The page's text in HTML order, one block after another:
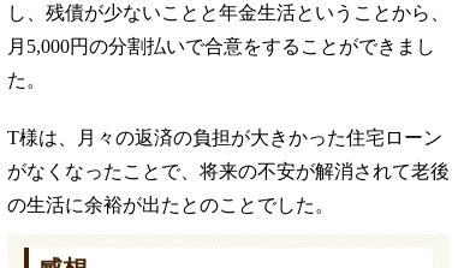
し、残債が少ないことと年金生活ということから、
月5,000円の分割払いで合意をすることができまし
た。
T様は、月々の返済の負担が大きかった住宅ローン
がなくなったことで、将来の不安が解消されて老後
の生活に余裕が出たとのことでした。